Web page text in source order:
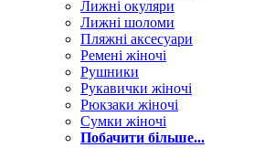
Лижні окуляри
Лижні шоломи
Пляжні аксесуари
Ремені жіночі
Рушники
Рукавички жіночі
Рюкзаки жіночі
Сумки жіночі
Побачити більше...